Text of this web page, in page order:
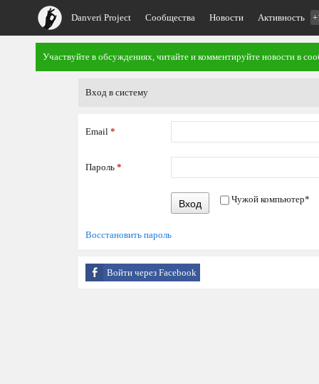
Danveri Project Сообщества Новости Активность
Участвуйте в обсуждениях, читайте и комментируйте новости в
Вход в систему
Email *
Пароль *
Вход Чужой компьютер*
Восстановить пароль
Войти через Facebook